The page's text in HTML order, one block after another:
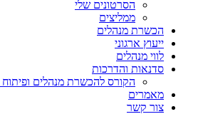
הסרטונים שלי
ממליצים
הכשרת מנהלים
ייעוץ ארגוני
לווי מנהלים
סדנאות והדרכות
הקורס להכשרת מנהלים ופיתוח
מאמרים
צור קשר